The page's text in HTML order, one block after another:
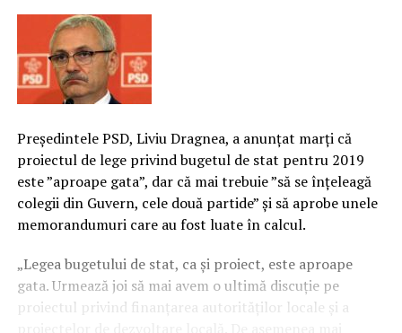
Preşedintele PSD, Liviu Dragnea, a anunţat marţi că
proiectul de lege privind bugetul de stat pentru 2019
este ”aproape gata”, dar că mai trebuie ”să se înţeleagă
colegii din Guvern, cele două partide” şi să aprobe unele
memorandumuri care au fost luate în calcul.
„Legea bugetului de stat, ca şi proiect, este aproape
gata. Urmează joi să mai avem o ultimă discuţie pe
proiectul privind finanţarea autorităţilor locale şi a